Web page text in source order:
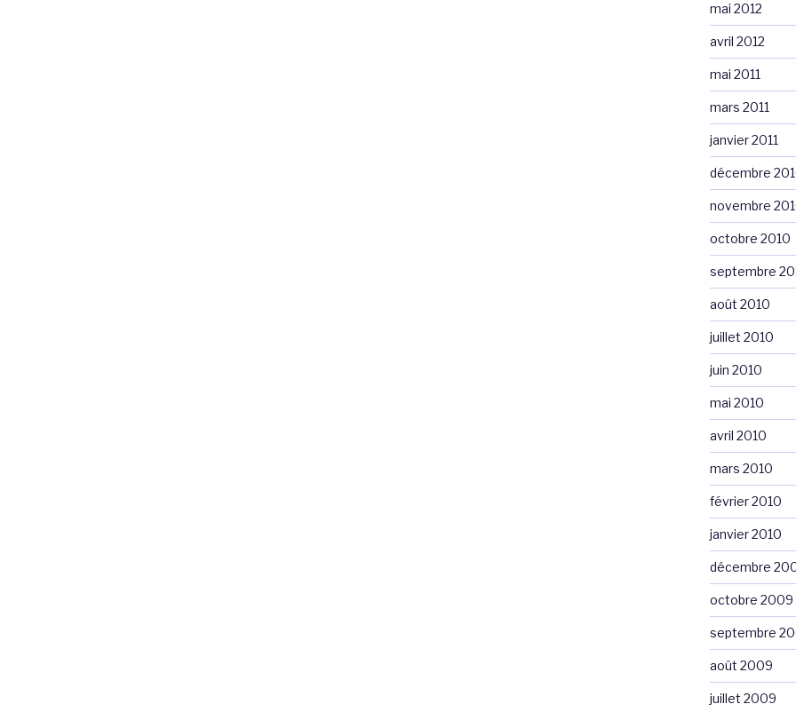
mai 2012
avril 2012
mai 2011
mars 2011
janvier 2011
décembre
novembre
octobre 2010
septembre
août 2010
juillet 2010
juin 2010
mai 2010
avril 2010
mars 2010
février 2010
janvier 2010
décembre
octobre 2009
septembre
août 2009
juillet 2009